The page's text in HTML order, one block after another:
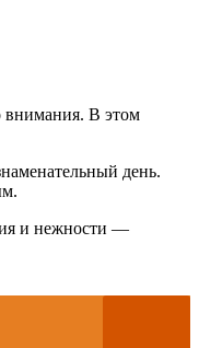
внимания. В этом
день.
и нежности —